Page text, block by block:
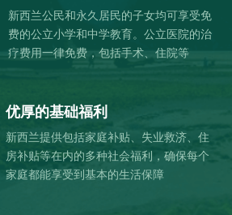
新西兰公民和永久居民的子女均可享受免
费的公立小学和中学教育。公立医院的治
疗费用一律免费，包括手术、住院等
优厚的基础福利
新西兰提供包括家庭补贴、失业救济、住
房补贴等在内的多种社会福利，确保每个
家庭都能享受到基本的生活保障